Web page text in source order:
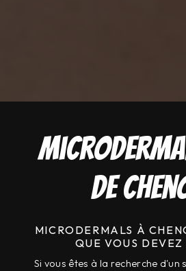
de
MICRODERMALS À
QUE VOUS DEVEZ
Si vous êtes à la recherche